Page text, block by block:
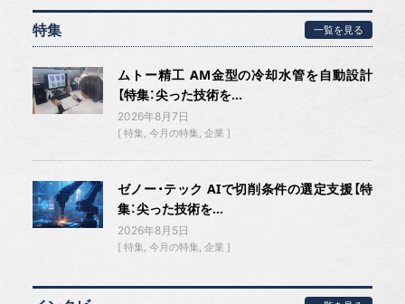
特集 一覧を見る
ムトー精工 AM金型の冷却水管を自動設計
【特集：尖った技術を...
2026年8月7日
特集 今月の特集 企業
ゼノー・テック AIで切削条件の選定支援【特
集：尖った技術を...
2026年8月5日
特集 今月の特集 企業